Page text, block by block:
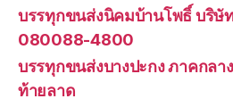
บรรทุกขนส่งนิคมบ้านโพธิ์ บริษั
080088-4800
บรรทุกขนส่งบางปะกง ภาคกลา
ท้ายลาด